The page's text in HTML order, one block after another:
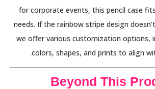
for corporate events, this pencil case
needs. If the rainbow stripe design
we offer various customization options,
colors, shapes, and prints to align
Beyond This